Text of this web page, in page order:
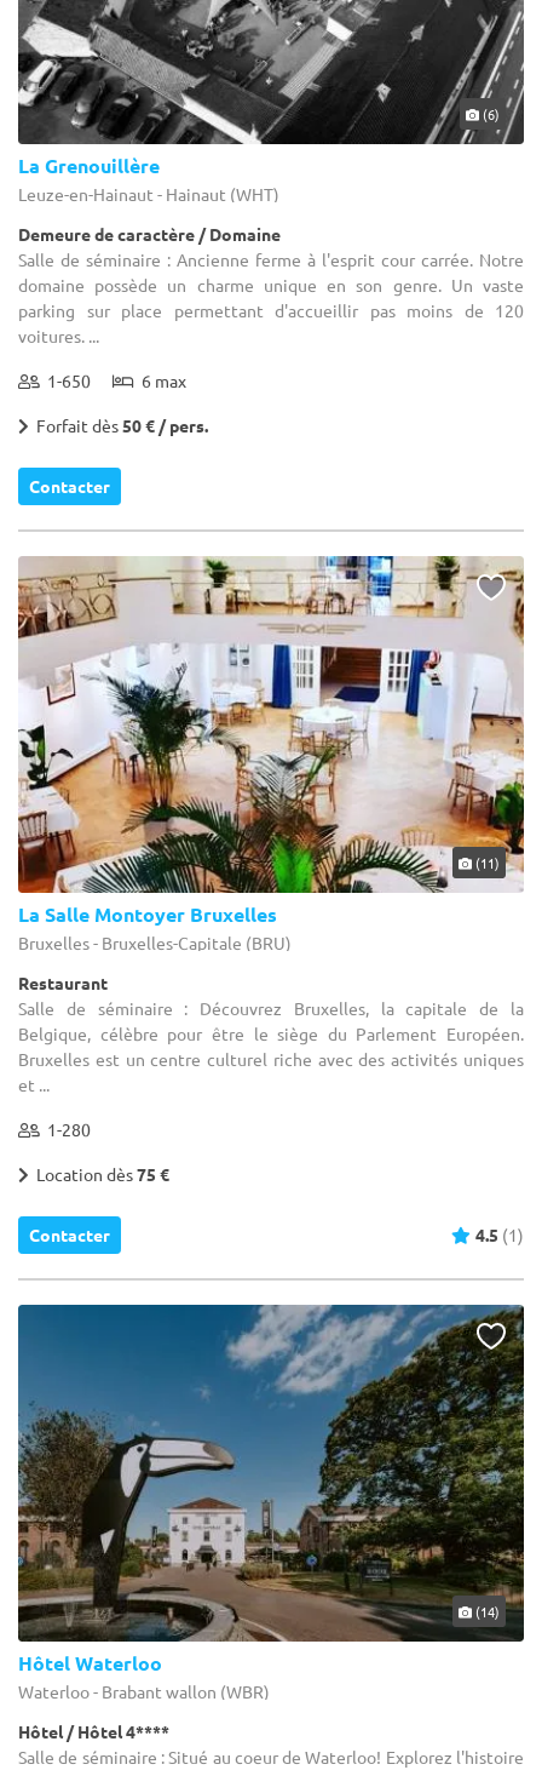
(6)
La Grenouillère
Leuze-en-Hainaut - Hainaut (WHT)
Demeure de caractère / Domaine
Salle de séminaire : Ancienne ferme à l'esprit cour carrée. Notre
domaine possède un charme unique en son genre. Un vaste
parking sur place permettant d'accueillir pas moins de 120
voitures. ...
1-650 6 max
Forfait dès50 € / pers.
Contacter
(11)
La Salle Montoyer Bruxelles
Bruxelles - Bruxelles-Capitale (BRU)
Restaurant
Salle de séminaire : Découvrez Bruxelles, la capitale de la
Belgique, célèbre pour être le siège du Parlement Européen.
Bruxelles est un centre culturel riche avec des activités uniques
et ...
1-280
Location dès75 €
Contacter 4.5 (1)
(14)
Hôtel Waterloo
Waterloo - Brabant wallon (WBR)
Hôtel / Hôtel 4****
Salle de séminaire : Situé au coeur de Waterloo! Explorez l'histoire